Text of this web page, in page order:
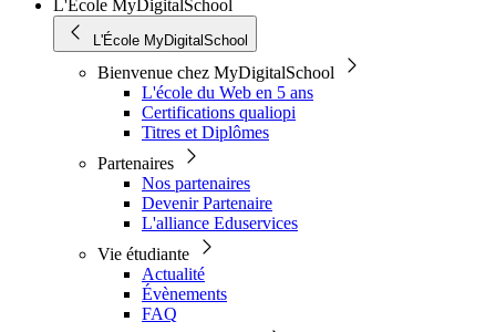
L'École MyDigitalSchool
L'École MyDigitalSchool
Bienvenue chez MyDigitalSchool
L'école du Web en 5 ans
Certifications qualiopi
Titres et Diplômes
Partenaires
Nos partenaires
Devenir Partenaire
L'alliance Eduservices
Vie étudiante
Actualité
Évènements
FAQ